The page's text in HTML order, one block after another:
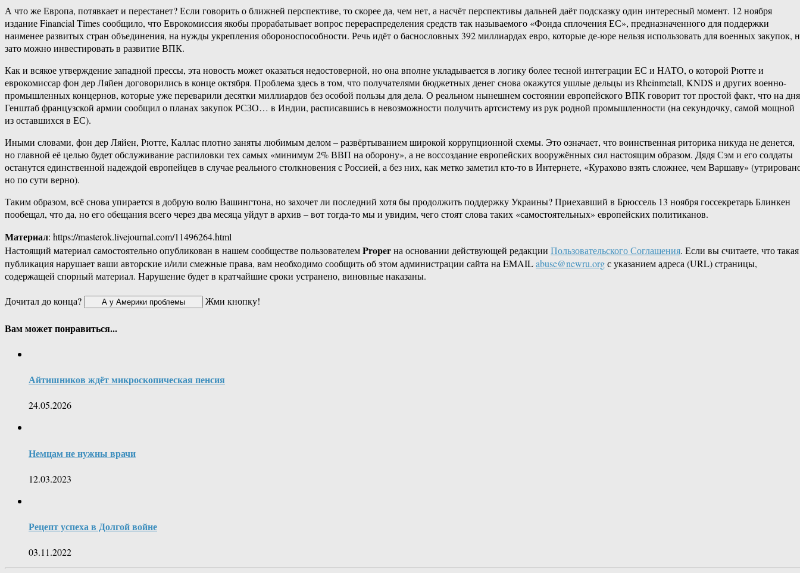
А что же Европа, потявкает и перестанет? Если говорить о ближней перспективе, то скорее да, чем нет, а насчёт перспективы дальней даёт подсказку один интересный момент. 12 ноября
издание Financial Times сообщило, что Еврокомиссия якобы прорабатывает вопрос перераспределения средств так называемого «Фонда сплочения ЕС», предназначенного для поддержки
наименее развитых стран объединения, на нужды укрепления обороноспособности. Речь идёт о баснословных 392 миллиардах евро, которые де-юре нельзя использовать для военных закупок,
зато можно инвестировать в развитие ВПК.
Как и всякое утверждение западной прессы, эта новость может оказаться недостоверной, но она вполне укладывается в логику более тесной интеграции ЕС и НАТО, о которой Рютте и
еврокомиссар фон дер Ляйен договорились в конце октября. Проблема здесь в том, что получателями бюджетных денег снова окажутся ушлые дельцы из Rheinmetall, KNDS и других военно-
промышленных концернов, которые уже переварили десятки миллиардов без особой пользы для дела. О реальном нынешнем состоянии европейского ВПК говорит тот простой факт, что на
Генштаб французской армии сообщил о планах закупок РСЗО… в Индии, расписавшись в невозможности получить артсистему из рук родной промышленности (на секундочку, самой мощной
из оставшихся в ЕС).
Иными словами, фон дер Ляйен, Рютте, Каллас плотно заняты любимым делом – развёртыванием широкой коррупционной схемы. Это означает, что воинственная риторика никуда не денется,
но главной её целью будет обслуживание распиловки тех самых «минимум 2% ВВП на оборону», а не воссоздание европейских вооружённых сил настоящим образом. Дядя Сэм и его солдаты
останутся единственной надеждой европейцев в случае реального столкновения с Россией, а без них, как метко заметил кто-то в Интернете, «Курахово взять сложнее, чем Варшаву»
но по сути верно).
Таким образом, всё снова упирается в добрую волю Вашингтона, но захочет ли последний хотя бы продолжить поддержку Украины? Приехавший в Брюссель 13 ноября госсекретарь Блинкен
пообещал, что да, но его обещания всего через два месяца уйдут в архив – вот тогда-то мы и увидим, чего стоят слова таких «самостоятельных» европейских политиканов.
Материал: https://masterok.livejournal.com/11496264.html
Настоящий материал самостоятельно опубликован в нашем сообществе пользователемProperна основании действующей редакции Пользовательского Соглашения. Если вы считаете, что такая
публикация нарушает ваши авторские и/или смежные права, вам необходимо сообщить об этом администрации сайта на EMAILabuse@newru.orgс указанием адреса (URL) страницы,
содержащей спорный материал. Нарушение будет в кратчайшие сроки устранено, виновные наказаны.
Дочитал до конца?
Жми кнопку!
Вам может понравиться...
Айтишников ждёт микроскопическая пенсия
24.05.2026
Немцам не нужны врачи
12.03.2023
Рецепт успеха в Долгой войне
03.11.2022